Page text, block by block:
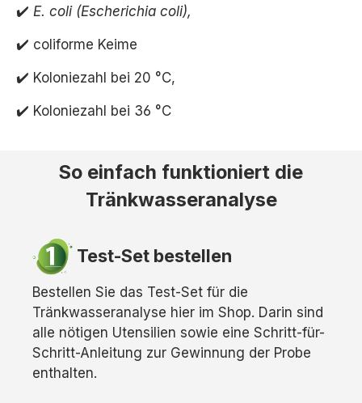
✔️ E. coli (Escherichia coli),
✔️ coliforme Keime
✔️ Koloniezahl bei 20 °C,
✔️ Koloniezahl bei 36 °C
So einfach funktioniert die
Tränkwasseranalyse
Test-Set bestellen
Bestellen Sie das Test-Set für die
Tränkwasseranalyse hier im Shop. Darin sind
alle nötigen Utensilien sowie eine Schritt-für-
Schritt-Anleitung zur Gewinnung der Probe
enthalten.